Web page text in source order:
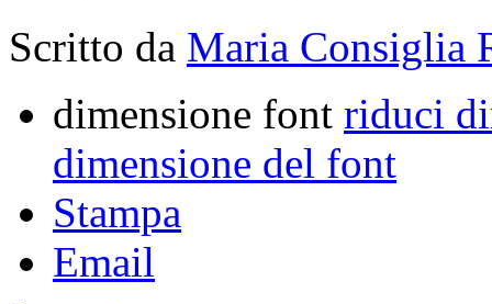
Scritto da Maria Consiglia
dimensione font riduci
dimensione del font
Stampa
Email